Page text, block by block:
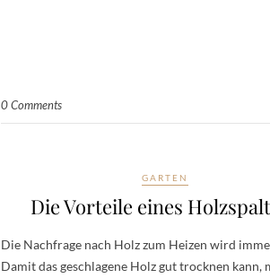
0 Comments
GARTEN
Die Vorteile eines
Die Nachfrage nach Holz zum Heizen wird
Damit das geschlagene Holz gut trocknen kann,